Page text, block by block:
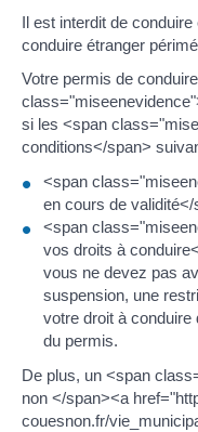
Il est interdit de
conduire étranger
Votre permis de
si les <span
conditions</span>
<span
en cours de validité</
<span
vos droits à
vous ne devez pas
suspension, une
votre droit à
du permis.
De plus, un <span
non </span><a
couesnon.fr/